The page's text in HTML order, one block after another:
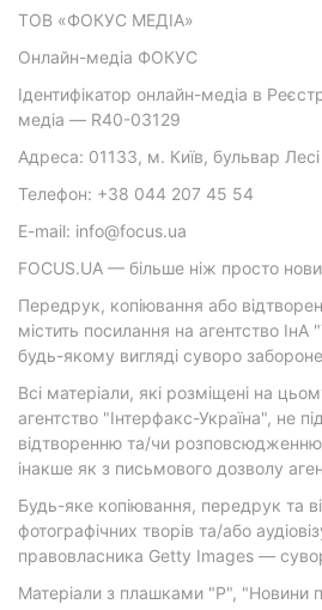
ТОВ «ФОКУС МЕДІА»
Онлайн-медіа ФОКУС
Ідентифікатор онлайн-медіа в
медіа — R40-03129
Адреса: 01133, м. Київ, бульвар
Телефон: +38 044 207 45 54
E-mail: info@focus.ua
FOCUS.UA — більше ніж просто
Передрук, копіювання або
містить посилання на агентство ІнА
будь-якому вигляді суворо
Всі матеріали, які розміщені на
агентство "Інтерфакс-Україна", не
відтворенню та/чи
інакше як з письмового дозволу
Будь-яке копіювання, передрук та
фотографічних творів та/або
правовласника Getty Images —
Матеріали з плашками "Р", "Новини